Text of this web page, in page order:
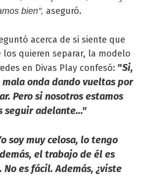
bien", aseguró.
acerca de si siente que
los quieren separar, la modelo
en Divas Play confesó: "Si,
onda dando vueltas por
Pero si nosotros estamos
seguir adelante..."
soy muy celosa, lo tengo
el trabajo de él es
es fácil. Además, ¿viste